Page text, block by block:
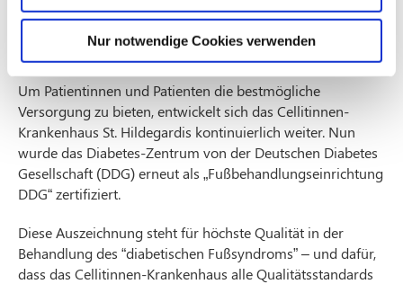
Nur notwendige Cookies verwenden
wahrgenommen werden und Wunden schlecht heilen - 70
Prozent aller Amputationen in Deutschland betreffen
Menschen mit Diabetes.
Um Patientinnen und Patienten die bestmögliche
Versorgung zu bieten, entwickelt sich das Cellitinnen-
Krankenhaus St. Hildegardis kontinuierlich weiter. Nun
wurde das Diabetes-Zentrum von der Deutschen Diabetes
Gesellschaft (DDG) erneut als „Fußbehandlungseinrichtung
DDG“ zertifiziert.
Diese Auszeichnung steht für höchste Qualität in der
Behandlung des “diabetischen Fußsyndroms” – und dafür,
dass das Cellitinnen-Krankenhaus alle Qualitätsstandards